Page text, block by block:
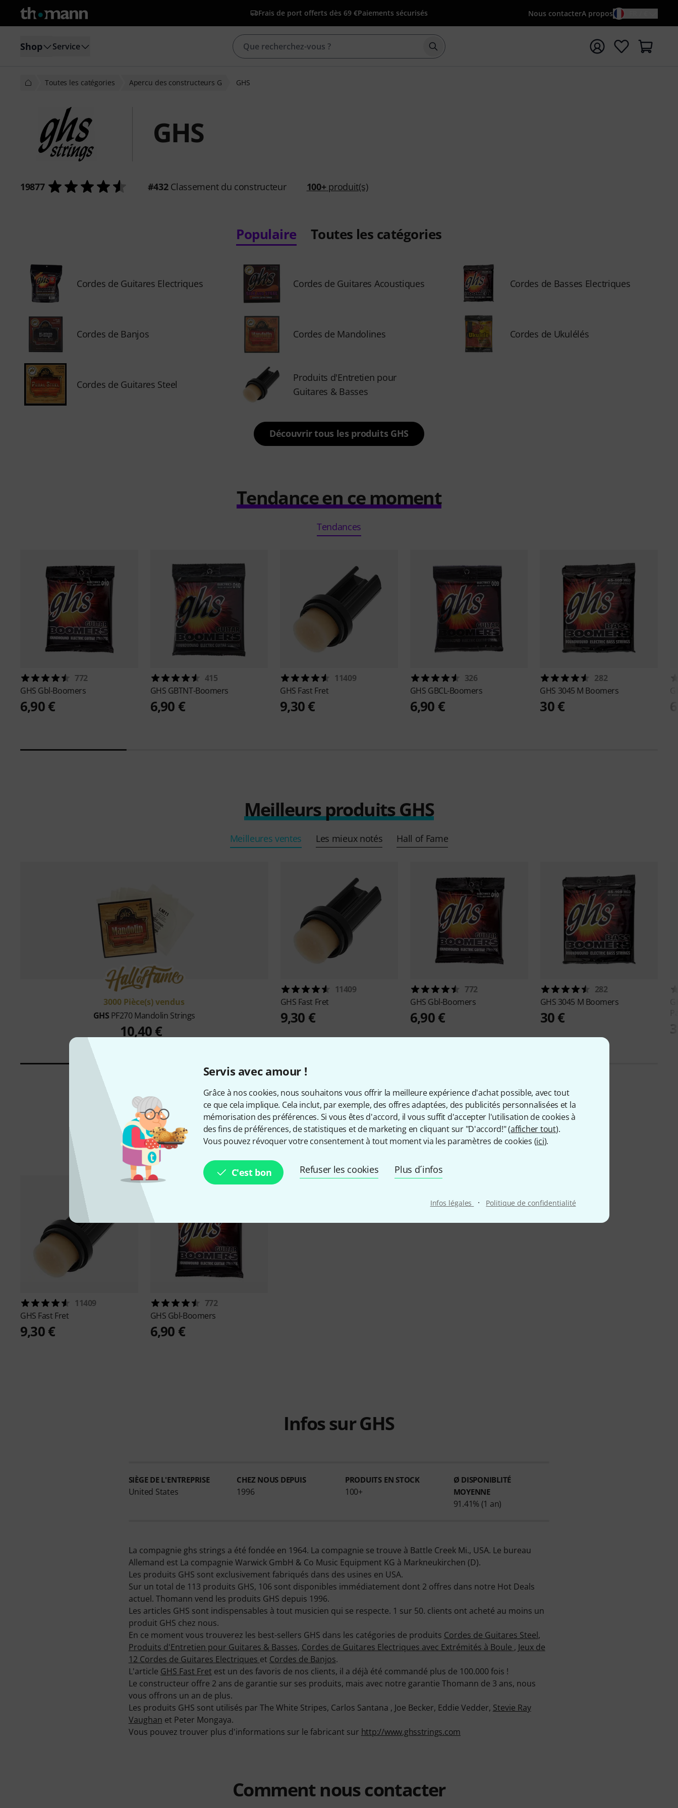
Servis avec amour !
Grâce à nos cookies, nous souhaitons vous offrir la meilleure expérience d'achat possible, avec tout
ce que cela implique. Cela inclut, par exemple, des offres adaptées, des publicités personnalisées et la
mémorisation des préférences. Si vous êtes d'accord, il vous suffit d'accepter l'utilisation de cookies à
des fins de préférences, de statistiques et de marketing en cliquant sur "D'accord!" (afficher tout).
Vous pouvez révoquer votre consentement à tout moment via les paramètres de cookies (ici).
C'est bon Refuser les cookies Plus d´infos
Infos légales · Politique de confidentialité
Frais de port offerts dès 69 €Paiements sécurisés Nous contacterA propos
Shop Service Démarrer la recherche avec le terme de recherche
Toutes les catégories Apercu des constructeurs G GHS
GHS
19877 #432Classement du constructeur 100+produit(s)
Populaire Toutes les catégories
Cordes de Guitares Electriques Cordes de Guitares Acoustiques Cordes de Basses Electriques
Cordes de Banjos Cordes de Mandolines Cordes de Ukulélés
Cordes de Guitares Steel
Produits d'Entretien pour
Guitares & Basses
Découvrir tous les produits GHS
Tendance en ce moment
Tendances
772
GHS Gbl-Boomers
6,90 €
415
GHS GBTNT-Boomers
6,90 €
11409
GHS Fast Fret
9,30 €
326
GHS GBCL-Boomers
6,90 €
282
GHS 3045 M Boomers
30 €
Meilleurs produits GHS
Meilleures ventes Les mieux notés Hall of Fame
3000 Pièce(s) vendus
GHS PF270 Mandolin Strings
10,40 €
11409
GHS Fast Fret
9,30 €
772
GHS Gbl-Boomers
6,90 €
282
GHS 3045 M Boomers
30 €
Offres GHS
11409
GHS Fast Fret
9,30 €
772
GHS Gbl-Boomers
6,90 €
Infos sur GHS
SIÈGE DE L'ENTREPRISE
United States
CHEZ NOUS DEPUIS
1996
PRODUITS EN STOCK
100+
Ø DISPONIBLITÉ
MOYENNE
91.41% (1 an)
La compagnie ghs strings a été fondée en 1964. La compagnie se trouve à Battle Creek Mi., USA. Le bureau
Allemand est La compagnie Warwick GmbH & Co Music Equipment KG à Markneukirchen (D).
Les produits GHS sont exclusivement fabriqués dans des usines en USA.
Sur un total de 113 produits GHS, 106 sont disponibles immédiatement dont 2 offres dans notre Hot Deals
actuel. Thomann vend les produits GHS depuis 1996.
Les articles GHS sont indispensables à tout musicien qui se respecte. 1 sur 50. clients ont acheté au moins un
produit GHS chez nous.
En ce moment vous trouverez les best-sellers GHS dans les catégories de produits Cordes de Guitares Steel,
Produits d'Entretien pour Guitares & Basses, Cordes de Guitares Electriques avec Extrémités à Boule , Jeux de
12 Cordes de Guitares Electriques et Cordes de Banjos.
L'article GHS Fast Fret est un des favoris de nos clients, il a déjà été commandé plus de 100.000 fois !
Le constructeur offre 2 ans de garantie sur ses produits, mais avec notre garantie Thomann de 3 ans, nous
vous offrons un an de plus.
Les produits GHS sont utilisés par The White Stripes, Carlos Santana , Joe Becker, Eddie Vedder, Stevie Ray
Vaughan et Peter Mongaya.
Vous pouvez trouver plus d'informations sur le fabricant sur http://www.ghsstrings.com
Comment nous contacter